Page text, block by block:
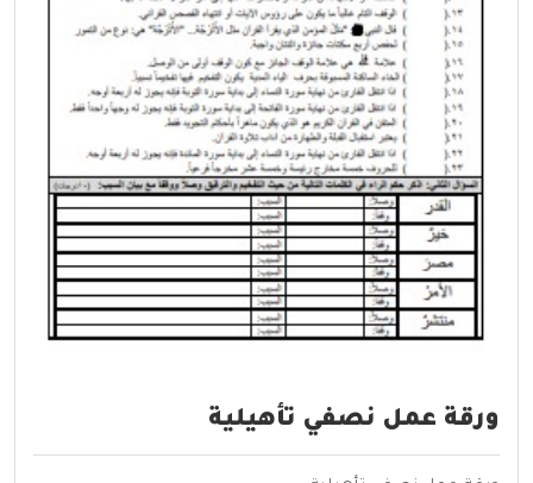
ورقة عمل نصفي تأهيلية